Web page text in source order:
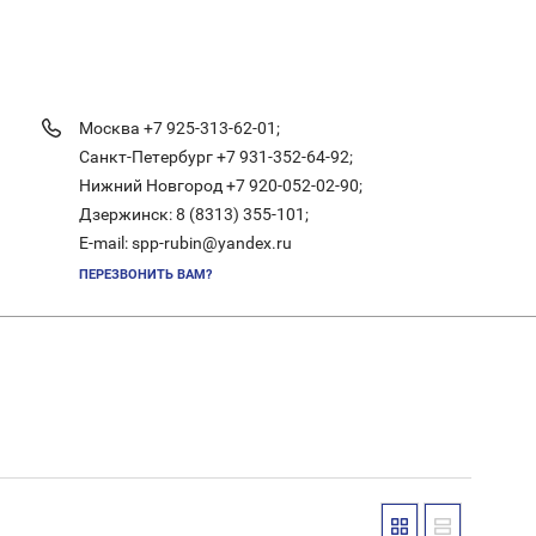
Москва +7 925-313-62-01;
Санкт-Петербург +7 931-352-64-92;
Нижний Новгород +7 920-052-02-90;
Дзержинск: 8 (8313) 355-101;
E-mail: spp-rubin@yandex.ru
ПЕРЕЗВОНИТЬ ВАМ?